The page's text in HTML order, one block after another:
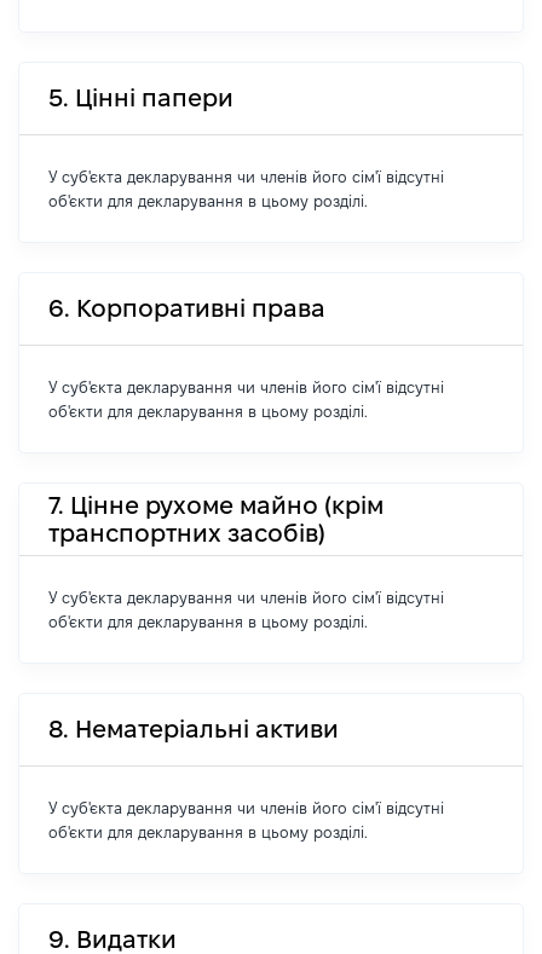
5. Цінні папери
У суб'єкта декларування чи членів його сім'ї відсутні
об'єкти для декларування в цьому розділі.
6. Корпоративні права
У суб'єкта декларування чи членів його сім'ї відсутні
об'єкти для декларування в цьому розділі.
7. Цінне рухоме майно (крім
транспортних засобів)
У суб'єкта декларування чи членів його сім'ї відсутні
об'єкти для декларування в цьому розділі.
8. Нематеріальні активи
У суб'єкта декларування чи членів його сім'ї відсутні
об'єкти для декларування в цьому розділі.
9. Видатки